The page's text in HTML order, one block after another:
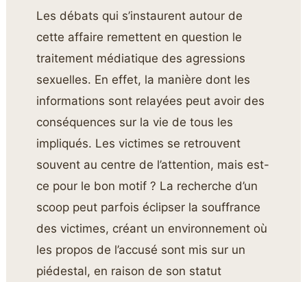
Les débats qui s’instaurent autour de
cette affaire remettent en question le
traitement médiatique des agressions
sexuelles. En effet, la manière dont les
informations sont relayées peut avoir des
conséquences sur la vie de tous les
impliqués. Les victimes se retrouvent
souvent au centre de l’attention, mais est-
ce pour le bon motif ? La recherche d’un
scoop peut parfois éclipser la souffrance
des victimes, créant un environnement où
les propos de l’accusé sont mis sur un
piédestal, en raison de son statut